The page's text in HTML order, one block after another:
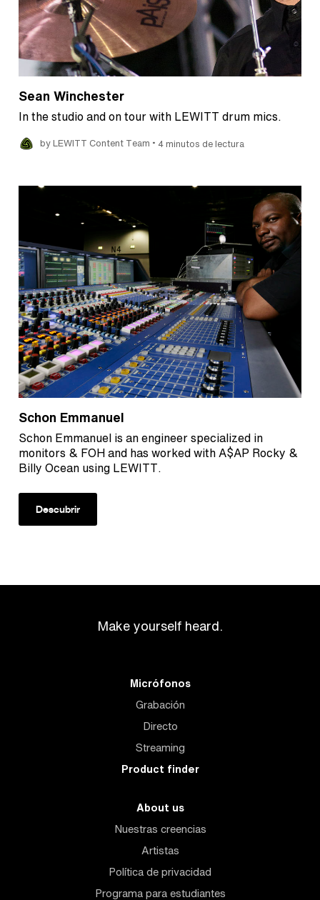
Sean Winchester
In the studio and on tour with LEWITT drum mics.
by LEWITT Content Team • 4 minutos de lectura
Schon Emmanuel
Schon Emmanuel is an engineer specialized in
monitors & FOH and has worked with A$AP Rocky &
Billy Ocean using LEWITT.
Descubrir
Make yourself heard.
Micrófonos
Grabación
Directo
Streaming
Product finder
About us
Nuestras creencias
Artistas
Política de privacidad
Programa para estudiantes